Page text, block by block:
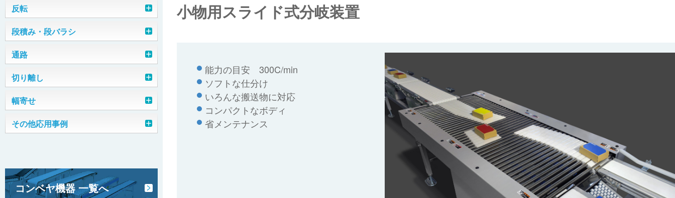
平ベルト転換機
モータローラ転換機
三交差転換機
駆動ターンテーブル転換機
プッシャ・プラー装置 （ケース・プラ
プッシャ・プラー装置（ドラム缶）
トラバーサー（18ℓ缶）
ストッパー式合流装置
縦型トラフィック
トラフィックコントローラ（ケース
用）
トラフィックコントローラ（小物用）
ガイドダイバータ
エアーシリンダ方式
マージコンベヤ
反転
反転シュート
落下反転
グリッドターン装置
90°ターン装置
エアープッシャ反転装置
グラビティ反転装置（小箱）
段積み・段バラシ
段積み装置（番重）
段バラシ装置（番重）
段バラシ装置（缶）
段積み・段バラシ装置 （ドーリー台車
用）
通路
オーバーブリッジ
はね上げ装置
はね上げ装置（ダブル）
伸縮コンベヤ
切り離し
モータローラ方式
短機長コンベヤ方式
幅寄せ
幅寄せ装置
その他応用事例
ガイドスクレーパ
コンベヤ機器 一覧へ
小物用スライド式分岐装置
能力の目安 300C/min
ソフトな仕分け
いろんな搬送物に対応
コンパクトなボディ
省メンテナンス